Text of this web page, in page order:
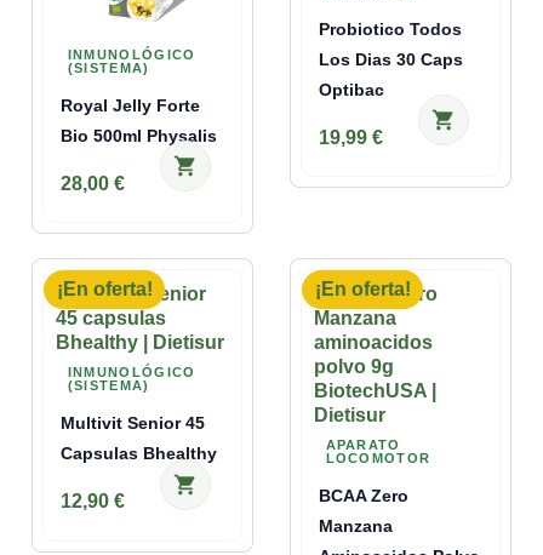
INMUNOLÓGICO
(SISTEMA)
Royal Jelly Forte
Bio 500ml Physalis
28,00 €
shopping_cart
Probiotico Todos
Los Dias 30 Caps
Optibac
19,99 €
shopping_cart
INMUNOLÓGICO
(SISTEMA)
Multivit Senior 45
Capsulas Bhealthy
12,90 €
shopping_cart
¡En oferta!
APARATO
LOCOMOTOR
BCAA Zero
Manzana
¡En oferta!